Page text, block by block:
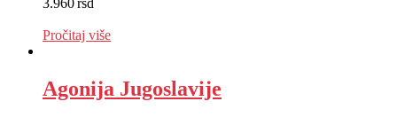
3.960rsd
Pročitaj više
Agonija Jugoslavije